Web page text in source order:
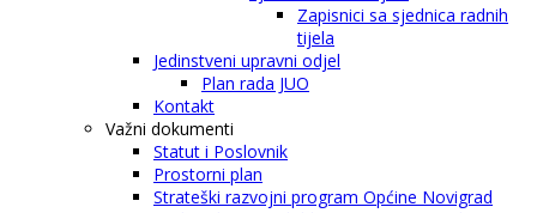
Zapisnici sa sjednica radnih
tijela
Jedinstveni upravni odjel
Plan rada JUO
Kontakt
Važni dokumenti
Statut i Poslovnik
Prostorni plan
Strateški razvojni program Općine Novigrad